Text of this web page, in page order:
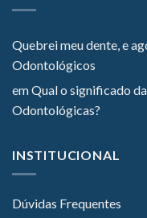
Quebrei meu dente, e
Odontológicos
emQual o significado
Odontológicas?
INSTITUCIONAL
Dúvidas Frequentes